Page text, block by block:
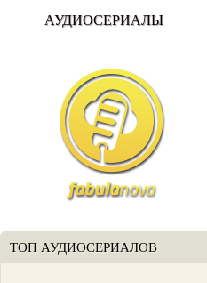
АУДИОСЕРИАЛЫ
ТОП АУДИОСЕРИАЛОВ